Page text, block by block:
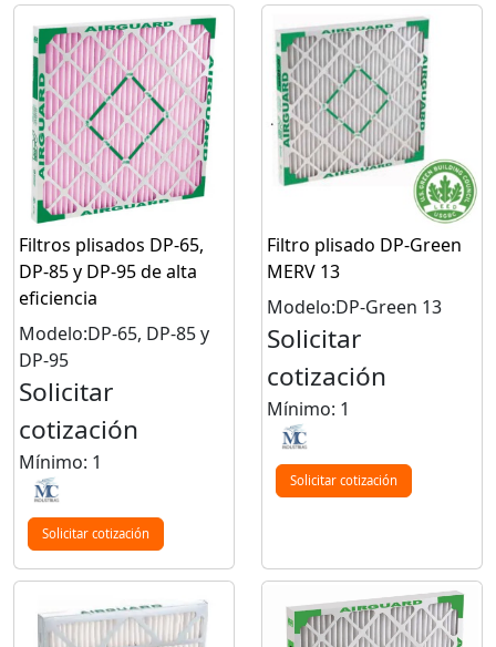
Filtros plisados DP-65,
DP-85 y DP-95 de alta
eficiencia
Modelo:DP-65, DP-85 y
DP-95
Solicitar
cotización
Mínimo: 1
Solicitar cotización
Filtro plisado DP-Green
MERV 13
Modelo:DP-Green 13
Solicitar
cotización
Mínimo: 1
Solicitar cotización